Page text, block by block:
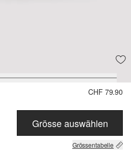
CHF 79.90
Grösse auswählen
Grössentabelle